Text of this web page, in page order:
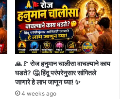
🙏🚩 रोज हनुमान चालीसा वाचल्याने काय
घडते? 🤔 हिंदू परंपरेनुसार सांगितले
जाणारे हे लाभ जाणून घ्या! ✨
4 weeks ago